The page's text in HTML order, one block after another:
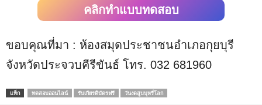
คลิกทำแบบทดสอบ
ขอบคุณที่มา : ห้องสมุดประชาชนอำเภอกุยบุรี
จังหวัดประจวบคีรีขันธ์ โทร. 032 681960
แท็ก ทดสอบออนไลน์ รับเกียรติบัตรฟรี วันงดสูบบุหรี่โลก